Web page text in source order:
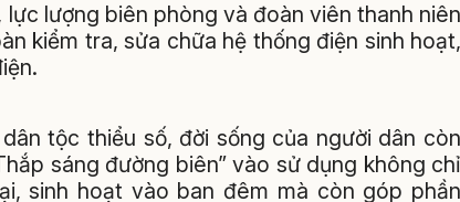
lượng biên phòng và đoàn viên thanh niên
kiểm tra, sửa chữa hệ thống điện sinh hoạt,
tộc thiểu số, đời sống của người dân còn
sáng đường biên” vào sử dụng không chỉ
sinh hoạt vào ban đêm mà còn góp phần